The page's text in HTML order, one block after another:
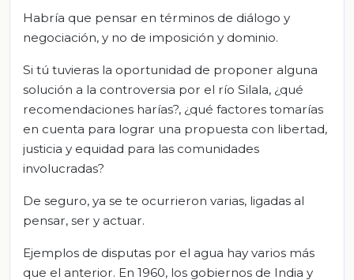
Habría que pensar en términos de diálogo y
negociación, y no de imposición y dominio.
Si tú tuvieras la oportunidad de proponer alguna
solución a la controversia por el río Silala, ¿qué
recomendaciones harías?, ¿qué factores tomarías
en cuenta para lograr una propuesta con libertad,
justicia y equidad para las comunidades
involucradas?
De seguro, ya se te ocurrieron varias, ligadas al
pensar, ser y actuar.
Ejemplos de disputas por el agua hay varios más
que el anterior. En 1960, los gobiernos de India y